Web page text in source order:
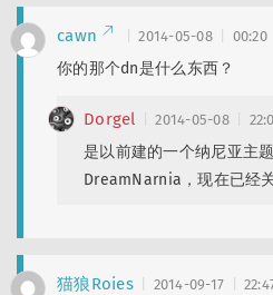
cawn 2014-05-08 00:20
你的那个dn是什么东西？
Dorgel 2014-05-08
是以前建的一个纳尼亚主
DreamNarnia，现在已经
猫狼Roies 2014-09-17